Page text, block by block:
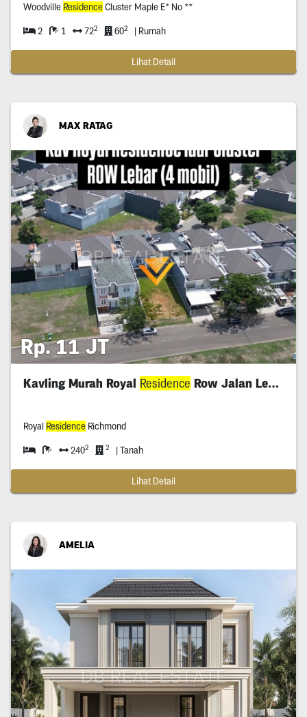
Woodville ResidenceCluster Maple E* No **
2 1 722 602 | Rumah
Lihat Detail
MAX RATAG
Rp. 11 JT
Kavling Murah Royal Residence Row Jalan Lebar
Royal ResidenceRichmond
2402 2 | Tanah
Lihat Detail
AMELIA